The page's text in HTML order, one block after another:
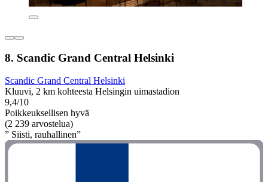
8. Scandic Grand Central Helsinki
Scandic Grand Central Helsinki
Kluuvi, 2 km kohteesta Helsingin uimastadion
9,4/10
Poikkeuksellisen hyvä
(2 239 arvostelua)
” Siisti, rauhallinen”